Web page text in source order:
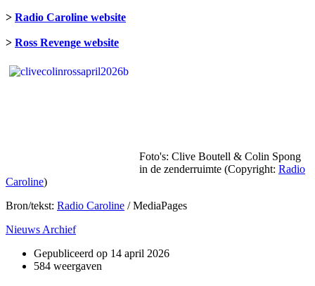
> Radio Caroline website
> Ross Revenge website
Foto's: Clive Boutell & Colin Spong
in de zenderruimte (Copyright: Radio
Caroline)
Bron/tekst: Radio Caroline / MediaPages
Nieuws Archief
Gepubliceerd op 14 april 2026
584 weergaven